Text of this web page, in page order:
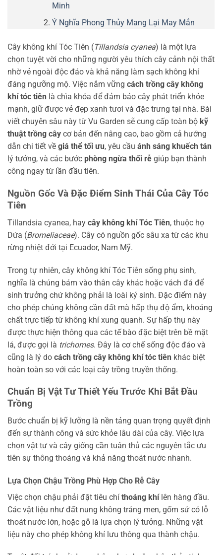
Minh
Ý Nghĩa Phong Thủy Mang Lại May Mắn
Cây không khí Tóc Tiên (Tillandsia cyanea) là một lựa
chọn tuyệt vời cho những người yêu thích cây cảnh nội thất
nhờ vẻ ngoài độc đáo và khả năng làm sạch không khí
đáng ngưỡng mộ. Việc nắm vững cách trồng cây không
khí tóc tiên là chìa khóa để đảm bảo cây phát triển khỏe
mạnh, giữ được vẻ đẹp xanh tươi và đặc trưng tại nhà. Bài
viết chuyên sâu này từ Vu Garden sẽ cung cấp toàn bộ kỹ
thuật trồng cây cơ bản đến nâng cao, bao gồm cả hướng
dẫn chi tiết về giá thể tối ưu, yêu cầu ánh sáng khuếch tán
lý tưởng, và các bước phòng ngừa thối rễ giúp bạn thành
công ngay từ lần đầu tiên.
Nguồn Gốc Và Đặc Điểm Sinh Thái Của Cây Tóc
Tiên
Tillandsia cyanea, hay cây không khí Tóc Tiên, thuộc họ
Dứa (Bromeliaceae). Cây có nguồn gốc sâu xa từ các khu
rừng nhiệt đới tại Ecuador, Nam Mỹ.
Trong tự nhiên, cây không khí Tóc Tiên sống phụ sinh,
nghĩa là chúng bám vào thân cây khác hoặc vách đá để
sinh trưởng chứ không phải là loài ký sinh. Đặc điểm này
cho phép chúng không cần đất mà hấp thụ độ ẩm, khoáng
chất trực tiếp từ không khí xung quanh. Sự hấp thụ này
được thực hiện thông qua các tế bào đặc biệt trên bề mặt
lá, được gọi là trichomes. Đây là cơ chế sống độc đáo và
cũng là lý do cách trồng cây không khí tóc tiên khác biệt
hoàn toàn so với các loại cây trồng truyền thống.
Chuẩn Bị Vật Tư Thiết Yếu Trước Khi Bắt Đầu
Trồng
Bước chuẩn bị kỹ lưỡng là nền tảng quan trọng quyết định
đến sự thành công và sức khỏe lâu dài của cây. Việc lựa
chọn vật tư và cây giống cần tuân thủ các nguyên tắc ưu
tiên sự thông thoáng và khả năng thoát nước nhanh.
Lựa Chọn Chậu Trồng Phù Hợp Cho Rễ Cây
Việc chọn chậu phải đặt tiêu chí thoáng khílên hàng đầu.
Các vật liệu như đất nung không tráng men, gốm sứ có lỗ
thoát nước lớn, hoặc gỗ là lựa chọn lý tưởng. Những vật
liệu này cho phép không khí lưu thông qua thành chậu.